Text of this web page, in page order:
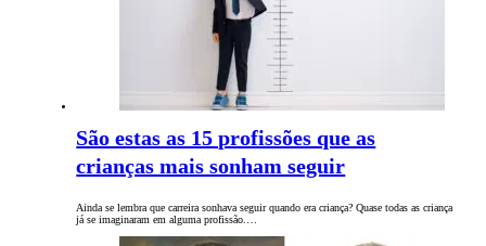
São estas as 15 profissões que as
crianças mais sonham seguir
Ainda se lembra que carreira sonhava seguir quando era criança? Quase todas as criança
já se imaginaram em alguma profissão.…